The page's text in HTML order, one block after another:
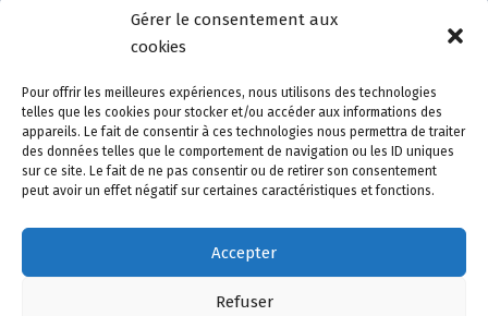
Gérer le consentement aux
cookies
Pour offrir les meilleures expériences, nous utilisons des technologies
telles que les cookies pour stocker et/ou accéder aux informations des
appareils. Le fait de consentir à ces technologies nous permettra de traiter
des données telles que le comportement de navigation ou les ID uniques
sur ce site. Le fait de ne pas consentir ou de retirer son consentement
peut avoir un effet négatif sur certaines caractéristiques et fonctions.
Accepter
Refuser
Dites-nous tout !
Accès rapide
Catalogue des démarches
Suivre ma démarche